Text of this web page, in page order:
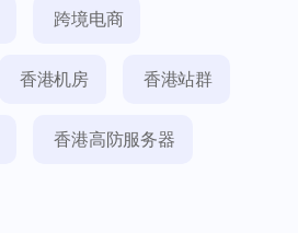
跨境电商
香港机房 香港站群
香港高防服务器